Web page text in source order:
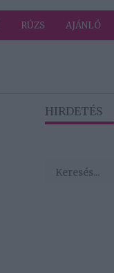
RÚZS AJÁNLÓ
HIRDETÉS